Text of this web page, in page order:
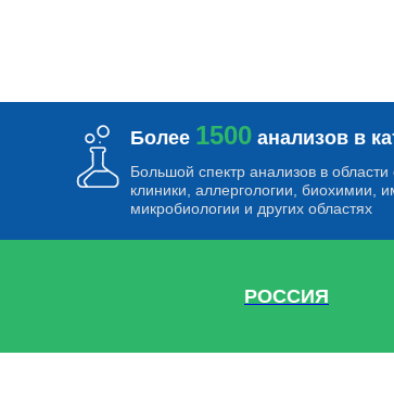
Более 1500 анализов в
Большой спектр анализов в
клиники, аллергологии, биохимии,
микробиологии и других областях
РОССИЯ